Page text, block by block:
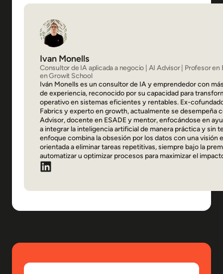
Ivan Monells
Consultor de IA aplicada a negocio | AI Advisor | Profesor en
en Growit School
Iván Monells es un consultor de IA y emprendedor con
de experiencia, reconocido por su capacidad para
operativo en sistemas eficientes y rentables. Ex-
Fabrics y experto en growth, actualmente se desempeña
Advisor, docente en ESADE y mentor, enfocándose en
a integrar la inteligencia artificial de manera práctica y sin
enfoque combina la obsesión por los datos con una visión
orientada a eliminar tareas repetitivas, siempre bajo la
automatizar u optimizar procesos para maximizar el